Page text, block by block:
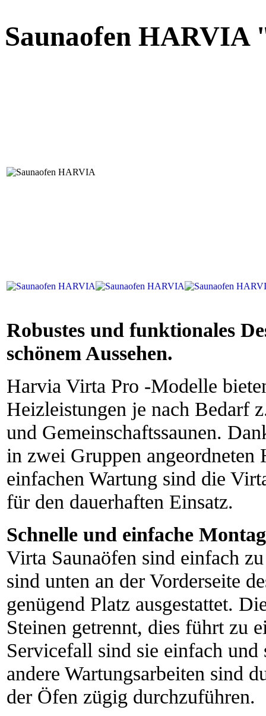
Saunaofen
Robustes und funktionales
schönem Aussehen.
Harvia Virta Pro -Modelle
Heizleistungen je nach Bedarf
und Gemeinschaftssaunen.
in zwei Gruppen angeordneten
einfachen Wartung sind die
für den dauerhaften Einsatz.
Schnelle und einfache
Virta Saunaöfen sind einfach
sind unten an der Vorderseite
genügend Platz ausgestattet.
Steinen getrennt, dies führt zu
Servicefall sind sie einfach
andere Wartungsarbeiten sind
der Öfen zügig durchzuführen.